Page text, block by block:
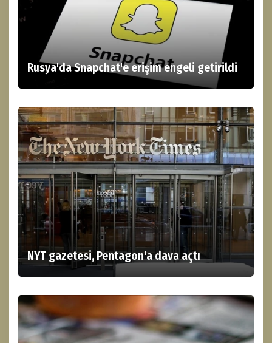
Rusya'da Snapchat'e erişim engeli getirildi
NYT gazetesi, Pentagon'a dava açtı